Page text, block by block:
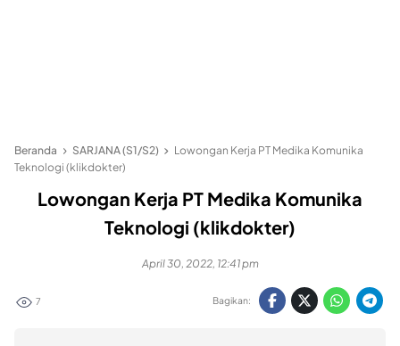
Beranda SARJANA (S1/S2)
Lowongan Kerja PT Medika Komunika
Teknologi (klikdokter)
Lowongan Kerja PT Medika Komunika
Teknologi (klikdokter)
April 30, 2022, 12:41 pm
7 Bagikan: